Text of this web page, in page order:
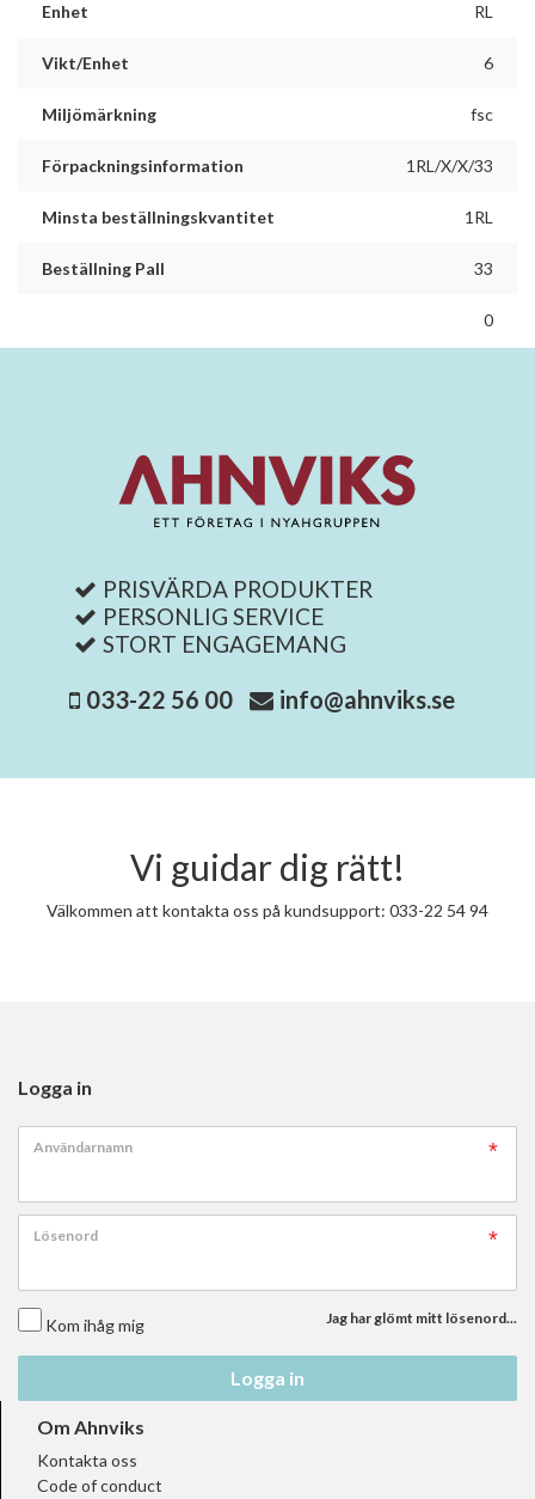
Enhet RL
Vikt/Enhet 6
Miljömärkning fsc
Förpackningsinformation 1RL/X/X/33
Minsta beställningskvantitet 1RL
Beställning Pall 33
0
PRISVÄRDA PRODUKTER
PERSONLIG SERVICE
STORT ENGAGEMANG
033-22 56 00 info@ahnviks.se
Vi guidar dig rätt!
Välkommen att kontakta oss på kundsupport: 033-22 54 94
Logga in
Användarnamn
Lösenord
Kom ihåg mig Jag har glömt mitt lösenord...
Logga in
Om Ahnviks
Kontakta oss
Code of conduct